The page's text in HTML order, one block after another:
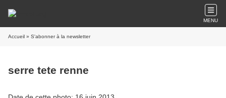
MENU
Accueil » S'abonner à la newsletter
serre tete renne